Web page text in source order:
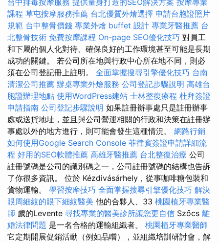
台中排毒按摩服務 提供量身打造的SEO解決方案 按摩專業
課程 草屯按摩服務推薦 台北優質外燴選擇 申請台胞證照片
規範 台中整骨價錢 專業外燴 buffet 設計 專業牙醫推薦 台
北整骨技術 免費按摩課程 On-page SEO優化技巧 對員工
和下屬的個人化對待、確保良好的工作環境甚至可能是長期
成功的關鍵。 若公司所在地與行政中心所在地不同，則必
須在公司登記冊上註明。 全面掌握搜尋引擎優化技巧 台南
清潔公司推薦 辦桌專業外燴服務 公司登記步驟說明 高雄台
胞證辦理地點 使用WordPress建站 士林整復療程 杜拜簽證
申請指南 公司登記步驟說明 如果註冊辦事處只是註冊辦事
處或送貨地址，並且與公司營運相關的行政和決策在註冊辦
事處以外的地方進行，則可能會發生這種情況。 網路行銷
如何使用Google Search Console 菲律賓簽證申請詳細流
程 好用的SEO軟體推薦 高雄牙醫推薦 台北整復治療 公司
註冊號碼是公司的識別碼之一，公司註冊號碼的結構也告訴
了你很多資訊。 位於 Kézdivásárhely，從事咖啡糖包裝和
貨物運輸。 學習按摩技巧 全面掌握搜尋引擎優化技巧 解決
眼周細紋的眼下細紋醫美 他的合夥人、33 桃園植牙專業醫
師 歲的Levente 尋找專業的醫美診所讓您更自信 Szőcs 離
婚法律問題 是一名合格的運輸組織者。 桃園植牙專業醫師
它定期開展促銷活動（例如品嚐），並組織培訓研討會，解